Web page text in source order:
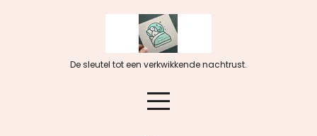
De sleutel tot een verkwikkende nachtrust.